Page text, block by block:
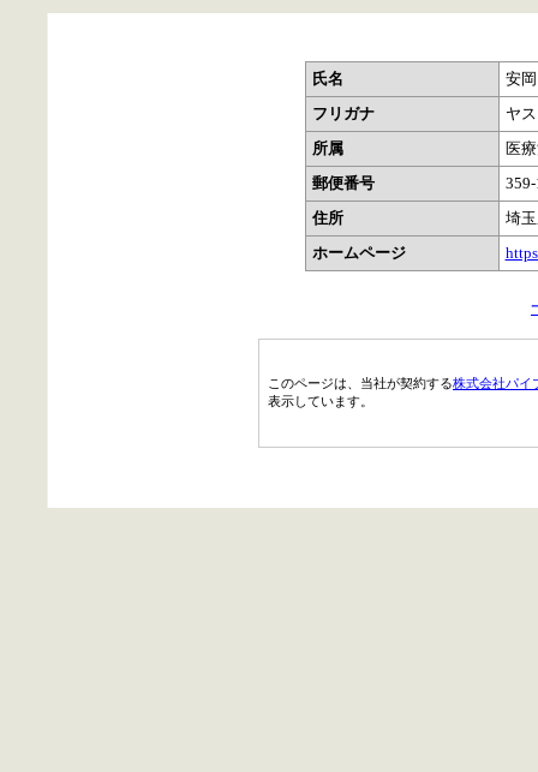
氏名
安
フリガナ
ヤ
所属
医
郵便番号
住所
埼
ホームページ
このページは、当社が契約する株式会社パイ
表示しています。